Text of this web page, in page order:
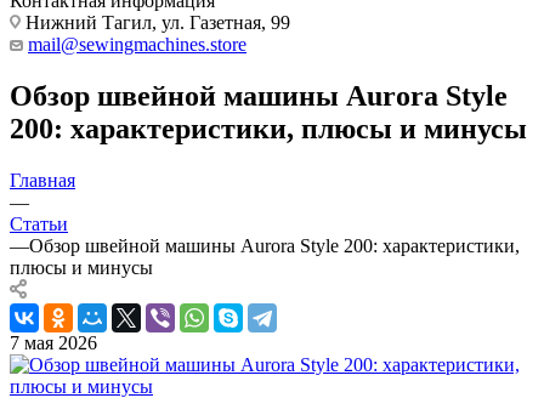
Нижний Тагил, ул. Газетная, 99
mail@sewingmachines.store
Обзор швейной машины Aurora Style
200: характеристики, плюсы и минусы
Главная
—
Статьи
—Обзор швейной машины Aurora Style 200: характеристики,
плюсы и минусы
7 мая 2026